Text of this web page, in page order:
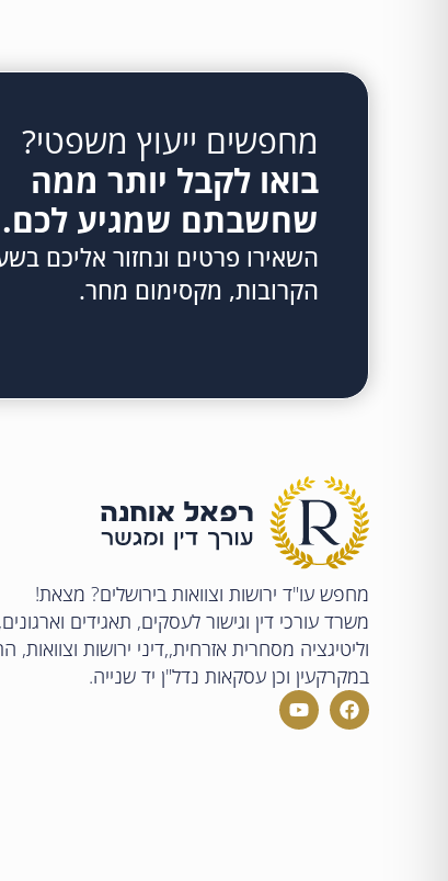
מחפשים ייעוץ משפטי?
בואו לקבל יותר ממה
שחשבתם שמגיע לכם.
השאירו פרטים ונחזור אליכם
הקרובות, מקסימום מחר.
מחפש עו"ד ירושות וצוואות בירושלים? מצאת!
משרד עורכי דין וגישור לעסקים, תאגידים
וליטיגציה מסחרית אזרחית,,דיני ירושות
במקרקעין וכן עסקאות נדל"ן יד שנייה.